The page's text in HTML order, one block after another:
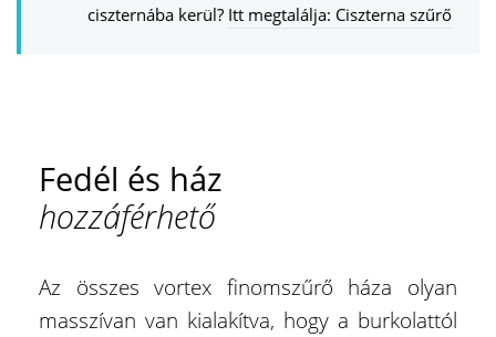
ciszternába kerül? Itt megtalálja: Ciszterna szűrő
Fedél és ház
hozzáférhető
Az összes vortex finomszűrő háza olyan
masszívan van kialakítva, hogy a burkolattól